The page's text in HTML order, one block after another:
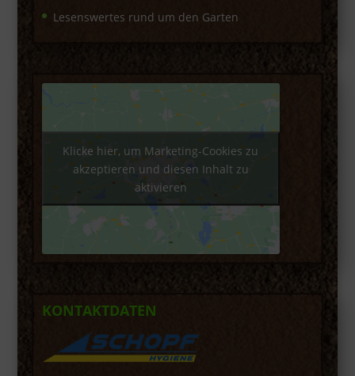
Lesenswertes rund um den Garten
Klicke hier, um Marketing-Cookies zu
akzeptieren und diesen Inhalt zu
aktivieren
KONTAKTDATEN